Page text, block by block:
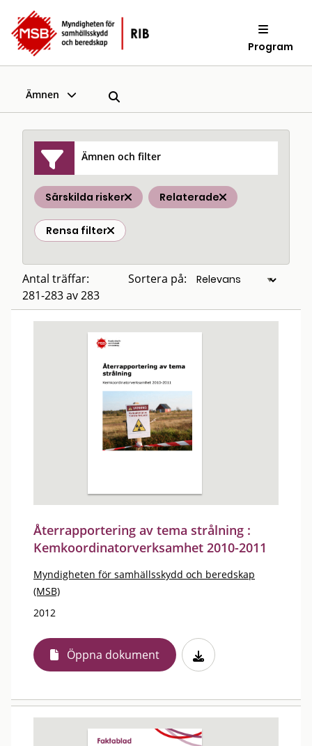
Program
Ämnen
Ämnen och filter
Särskilda risker Relaterade
Rensa filter
Antal träffar:
281-283 av 283
Sortera på:
Återrapportering av tema strålning :
Kemkoordinatorverksamhet 2010-2011
Myndigheten för samhällsskydd och beredskap
(MSB)
2012
Öppna dokument